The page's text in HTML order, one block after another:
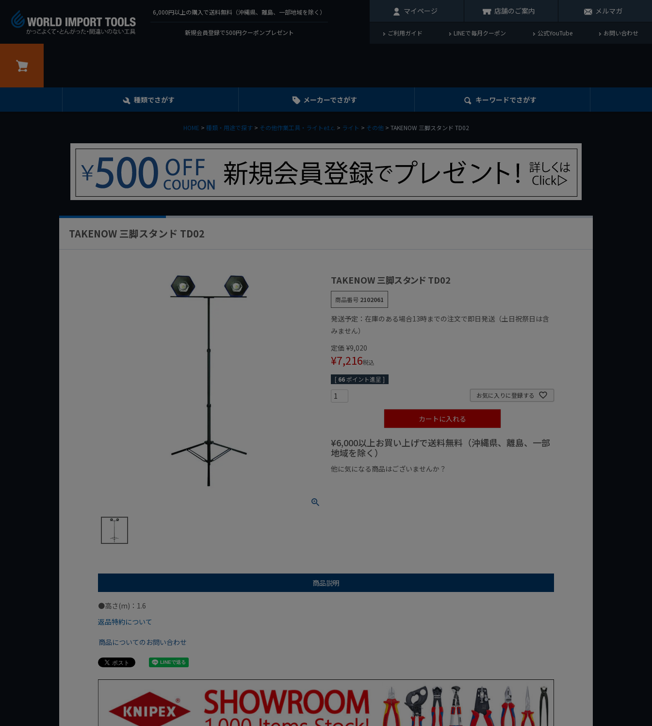
6,000円以上の購入で送料無料（沖縄県、離島、一部地域を除く）
新規会員登録で500円クーポンプレゼント
マイページ 店舗のご案内 メルマガ
ご利用ガイド LINEで毎月クーポン 公式YouTube お問い合わせ
種類でさがす メーカーでさがす キーワードでさがす
HOME 種類・用途で探す その他作業工具・ライトe.t.c. ライト その他 TAKENOW 三脚スタンド TD02
TAKENOW 三脚スタンド TD02
TAKENOW 三脚スタンド TD02
商品番号 2102061
発送予定：在庫のある場合13時までの注文で即日発送（土日祝祭日は含
みません）
定価 ¥9,020
¥7,216税込
[ 66ポイント進呈 ]
お気に入りに登録する
カートに入れる
¥6,000以上お買い上げで送料無料（沖縄県、離島、一部
地域を除く）
他に気になる商品はございませんか？
商品説明
●高さ(m)：1.6
返品特約について
商品についてのお問い合わせ